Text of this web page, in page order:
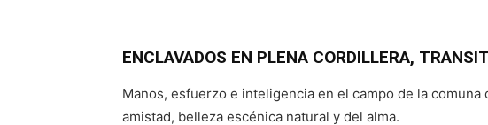
ENCLAVADOS EN PLENA CORDILLERA,
Manos, esfuerzo e inteligencia en el campo de la
amistad, belleza escénica natural y del alma.